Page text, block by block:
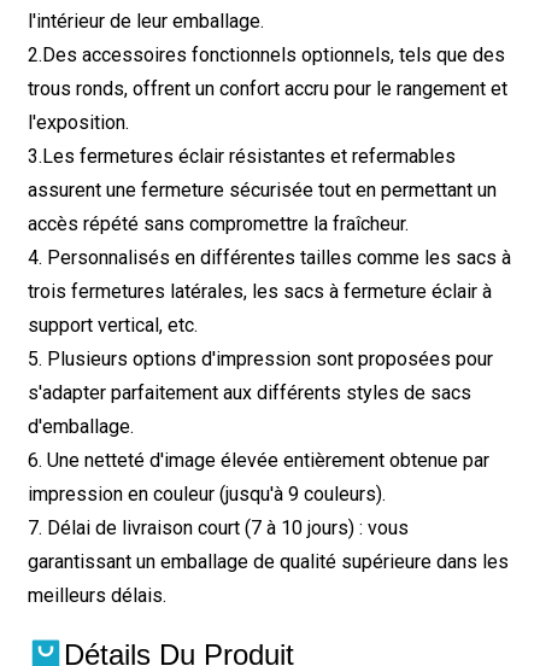
l'intérieur de leur emballage.
2.Des accessoires fonctionnels optionnels, tels que des
trous ronds, offrent un confort accru pour le rangement et
l'exposition.
3.Les fermetures éclair résistantes et refermables
assurent une fermeture sécurisée tout en permettant un
accès répété sans compromettre la fraîcheur.
4. Personnalisés en différentes tailles comme les sacs à
trois fermetures latérales, les sacs à fermeture éclair à
support vertical, etc.
5. Plusieurs options d'impression sont proposées pour
s'adapter parfaitement aux différents styles de sacs
d'emballage.
6. Une netteté d'image élevée entièrement obtenue par
impression en couleur (jusqu'à 9 couleurs).
7. Délai de livraison court (7 à 10 jours) : vous
garantissant un emballage de qualité supérieure dans les
meilleurs délais.
Détails Du Produit